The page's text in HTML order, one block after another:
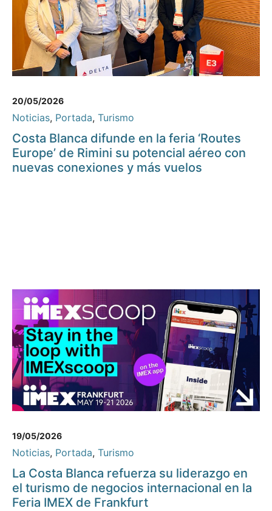
20/05/2026
Noticias, Portada, Turismo
Costa Blanca difunde en la feria ‘Routes
Europe’ de Rimini su potencial aéreo con
nuevas conexiones y más vuelos
19/05/2026
Noticias, Portada, Turismo
La Costa Blanca refuerza su liderazgo en
el turismo de negocios internacional en la
Feria IMEX de Frankfurt